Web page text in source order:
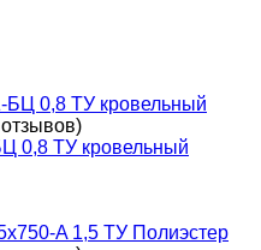
0,8 ТУ кровельный